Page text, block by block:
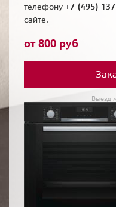
телефону +7 (495)
сайте.
от 800 руб
Выезд